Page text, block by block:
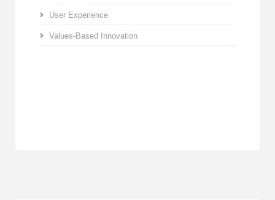
User Experience
Values-Based Innovation